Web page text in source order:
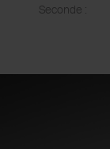
Seconde :